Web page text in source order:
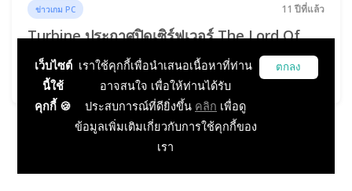
ข่าวเกม PC 11 ปีที่แล้ว
Turbine ประกาศปิดเซิร์ฟเวอร์ The Lord Of
The Rings Online โซนอเมริกาและยุโรปลด
จำนวนหนึ่ง
เว็บไซต์
นี้ใช้
คุกกี้ 🍪
เราใช้คุกกี้เพื่อนำเสนอเนื้อหาที่ท่าน
อาจสนใจ เพื่อให้ท่านได้รับ
ประสบการณ์ที่ดียิ่งขึ้น คลิก เพื่อดู
ข้อมูลเพิ่มเติมเกี่ยวกับการใช้คุกกี้ของ
เรา
ตกลง